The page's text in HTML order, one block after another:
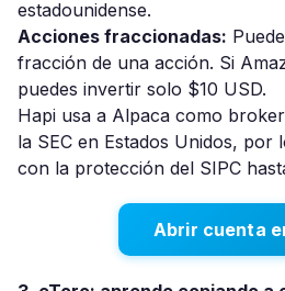
estadounidense.
Acciones fraccionadas:
fracción de una acción. Si
puedes invertir solo $10 USD.
Hapi usa a Alpaca como
la SEC en Estados Unidos, por
con la protección del SIPC
Abrir cuenta